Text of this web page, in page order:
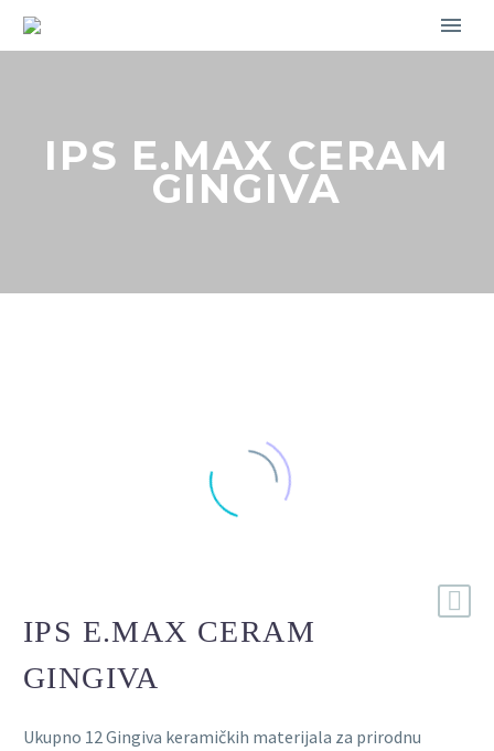
IPS E.MAX CERAM
GINGIVA
IPS E.MAX CERAM
GINGIVA
Ukupno 12 Gingiva keramičkih materijala za prirodnu